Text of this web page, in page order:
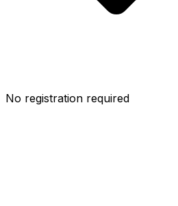
No registration required